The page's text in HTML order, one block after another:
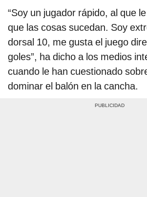
“Soy un jugador rápido, al que
que las cosas sucedan. Soy
dorsal 10, me gusta el juego
goles”, ha dicho a los medios
cuando le han cuestionado
dominar el balón en la cancha.